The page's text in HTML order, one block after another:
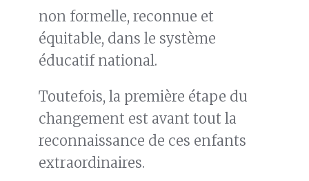
non formelle, reconnue et
équitable, dans le système
éducatif national.
Toutefois, la première étape du
changement est avant tout la
reconnaissance de ces enfants
extraordinaires.